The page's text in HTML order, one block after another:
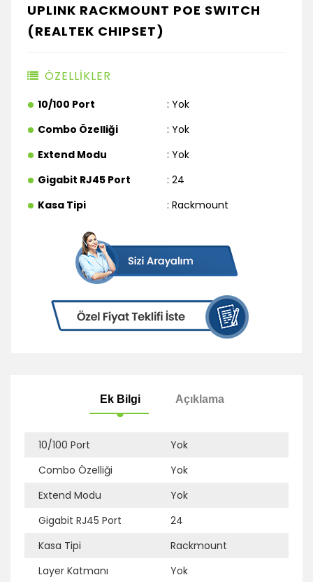
UPLINK RACKMOUNT POE SWITCH
(REALTEK CHIPSET)
ÖZELLİKLER
10/100 Port
: Yok
Combo Özelliği
: Yok
Extend Modu
: Yok
Gigabit RJ45 Port
: 24
Kasa Tipi
: Rackmount
10/100 Port
Yok
Combo Özelliği
Yok
Extend Modu
Yok
Gigabit RJ45 Port
24
Kasa Tipi
Rackmount
Layer Katmanı
Yok